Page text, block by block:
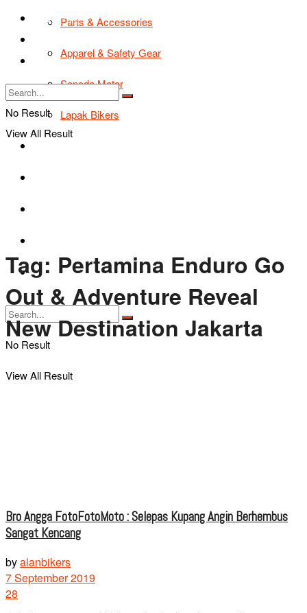
Parts & Accessories
Apparel & Safety Gear
Sepeda Motor
Lapak Bikers
Tentang Kami
No Result
View All Result
TIPS & TRIK
Tentang Kami
No Result
View All Result
Tag: Pertamina Enduro Go
Out & Adventure Reveal
New Destination Jakarta
Bro Angga FotoFotoMoto : Selepas Kupang Angin Berhembus
Sangat Kencang
byalanbikers
7 September 2019
28